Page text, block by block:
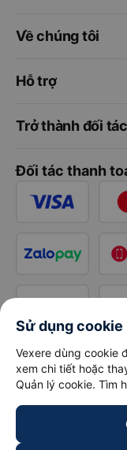
Về chúng tôi
Hỗ trợ
Trở thành đối tác
Đối tác thanh
Sử dụng cookie
Vexere dùng cookie
xem chi tiết hoặc
Quản lý cookie. Tìm